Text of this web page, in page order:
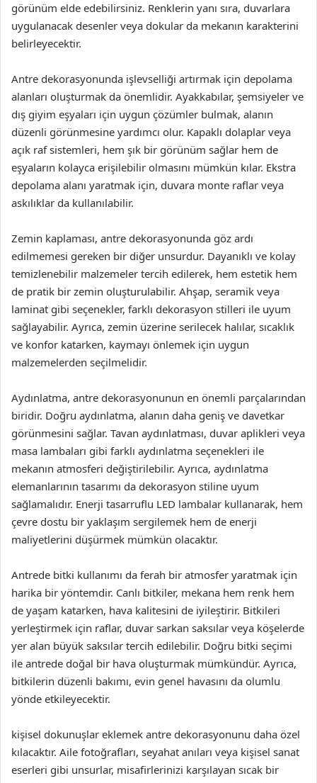
görünüm elde edebilirsiniz. Renklerin yanı sıra, duvarlara
uygulanacak desenler veya dokular da mekanın karakterini
belirleyecektir.
Antre dekorasyonunda işlevselliği artırmak için depolama
alanları oluşturmak da önemlidir. Ayakkabılar, şemsiyeler ve
dış giyim eşyaları için uygun çözümler bulmak, alanın
düzenli görünmesine yardımcı olur. Kapaklı dolaplar veya
açık raf sistemleri, hem şık bir görünüm sağlar hem de
eşyaların kolayca erişilebilir olmasını mümkün kılar. Ekstra
depolama alanı yaratmak için, duvara monte raflar veya
askılıklar da kullanılabilir.
Zemin kaplaması, antre dekorasyonunda göz ardı
edilmemesi gereken bir diğer unsurdur. Dayanıklı ve kolay
temizlenebilir malzemeler tercih edilerek, hem estetik hem
de pratik bir zemin oluşturulabilir. Ahşap, seramik veya
laminat gibi seçenekler, farklı dekorasyon stilleri ile uyum
sağlayabilir. Ayrıca, zemin üzerine serilecek halılar, sıcaklık
ve konfor katarken, kaymayı önlemek için uygun
malzemelerden seçilmelidir.
Aydınlatma, antre dekorasyonunun en önemli parçalarından
biridir. Doğru aydınlatma, alanın daha geniş ve davetkar
görünmesini sağlar. Tavan aydınlatması, duvar aplikleri veya
masa lambaları gibi farklı aydınlatma seçenekleri ile
mekanın atmosferi değiştirilebilir. Ayrıca, aydınlatma
elemanlarının tasarımı da dekorasyon stiline uyum
sağlamalıdır. Enerji tasarruflu LED lambalar kullanarak, hem
çevre dostu bir yaklaşım sergilemek hem de enerji
maliyetlerini düşürmek mümkün olacaktır.
Antrede bitki kullanımı da ferah bir atmosfer yaratmak için
harika bir yöntemdir. Canlı bitkiler, mekana hem renk hem
de yaşam katarken, hava kalitesini de iyileştirir. Bitkileri
yerleştirmek için raflar, duvar sarkan saksılar veya köşelerde
yer alan büyük saksılar tercih edilebilir. Doğru bitki seçimi
ile antrede doğal bir hava oluşturmak mümkündür. Ayrıca,
bitkilerin düzenli bakımı, evin genel havasını da olumlu
yönde etkileyecektir.
kişisel dokunuşlar eklemek antre dekorasyonunu daha özel
kılacaktır. Aile fotoğrafları, seyahat anıları veya kişisel sanat
eserleri gibi unsurlar, misafirlerinizi karşılayan sıcak bir